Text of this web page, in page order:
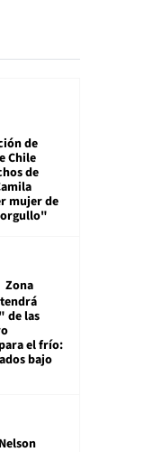
de
Chile
de
mujer de
Zona
de las
el frío:
bajo
Nelson